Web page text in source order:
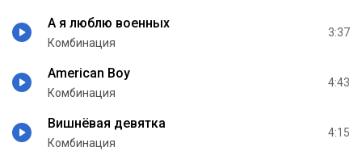
А я люблю военных
Комбинация
3:37
American Boy
Комбинация
4:43
Вишнёвая девятка
Комбинация
4:15